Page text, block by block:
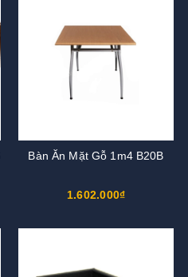
Bàn Ăn Mặt Gỗ 1m4 B20B
1.602.000₫